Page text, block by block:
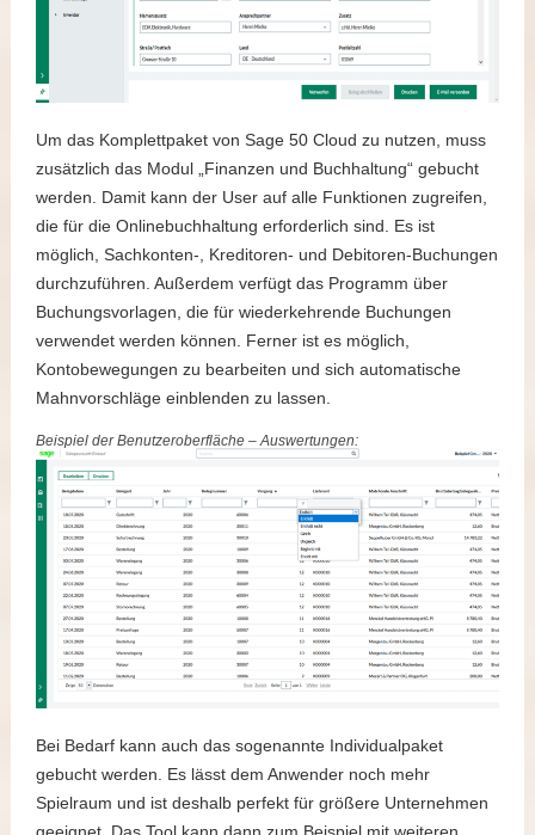
Um das Komplettpaket von Sage 50 Cloud zu nutzen, muss
zusätzlich das Modul „Finanzen und Buchhaltung“ gebucht
werden. Damit kann der User auf alle Funktionen zugreifen,
die für die Onlinebuchhaltung erforderlich sind. Es ist
möglich, Sachkonten-, Kreditoren- und Debitoren-Buchungen
durchzuführen. Außerdem verfügt das Programm über
Buchungsvorlagen, die für wiederkehrende Buchungen
verwendet werden können. Ferner ist es möglich,
Kontobewegungen zu bearbeiten und sich automatische
Mahnvorschläge einblenden zu lassen.
Beispiel der Benutzeroberfläche – Auswertungen:
Bei Bedarf kann auch das sogenannte Individualpaket
gebucht werden. Es lässt dem Anwender noch mehr
Spielraum und ist deshalb perfekt für größere Unternehmen
geeignet. Das Tool kann dann zum Beispiel mit weiteren